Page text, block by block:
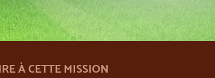
À CETTE MISSION